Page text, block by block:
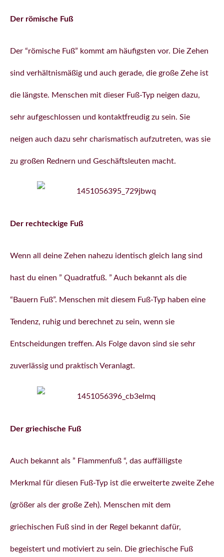
Der römische Fuß
Der “römische Fuß” kommt am häufigsten vor. Die Zehen
sind verhältnismäßig und auch gerade, die große Zehe ist
die längste. Menschen mit dieser Fuß-Typ neigen dazu,
sehr aufgeschlossen und kontaktfreudig zu sein. Sie
neigen auch dazu sehr charismatisch aufzutreten, was sie
zu großen Rednern und Geschäftsleuten macht.
Der rechteckige Fuß
Wenn all deine Zehen nahezu identisch gleich lang sind
hast du einen ” Quadratfuß. ” Auch bekannt als die
“Bauern Fuß”. Menschen mit diesem Fuß-Typ haben eine
Tendenz, ruhig und berechnet zu sein, wenn sie
Entscheidungen treffen. Als Folge davon sind sie sehr
zuverlässig und praktisch Veranlagt.
Der griechische Fuß
Auch bekannt als ” Flammenfuß “, das auffälligste
Merkmal für diesen Fuß-Typ ist die erweiterte zweite Zehe
(größer als der große Zeh). Menschen mit dem
griechischen Fuß sind in der Regel bekannt dafür,
begeistert und motiviert zu sein. Die griechische Fuß